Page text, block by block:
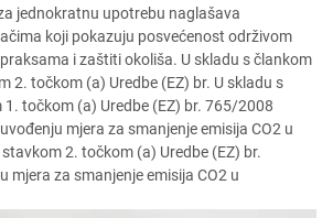
jednokratnu upotrebu naglašava
koji pokazuju posvećenost održivom
i zaštiti okoliša. U skladu s člankom
2. točkom (a) Uredbe (EZ) br. U skladu s
točkom (a) Uredbe (EZ) br. 765/2008
mjera za smanjenje emisija CO2 u
2. točkom (a) Uredbe (EZ) br.
mjera za smanjenje emisija CO2 u